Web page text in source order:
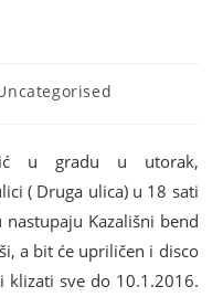
u gradu u utorak,
( Druga ulica) u 18 sati
Kazališni bend
a bit će upriličen i disco
klizati sve do 10.1.2016.